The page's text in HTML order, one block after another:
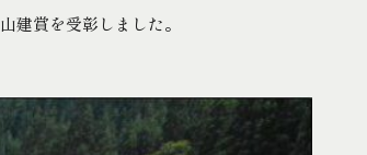
建賞を受彰しました。